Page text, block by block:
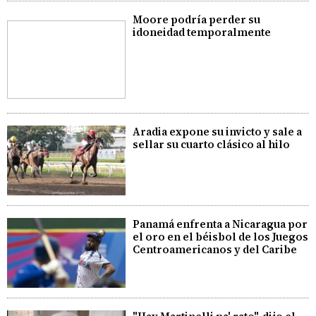
Moore podría perder su
idoneidad temporalmente
Aradia expone su invicto y sale a
sellar su cuarto clásico al hilo
Panamá enfrenta a Nicaragua por
el oro en el béisbol de los Juegos
Centroamericanos y del Caribe